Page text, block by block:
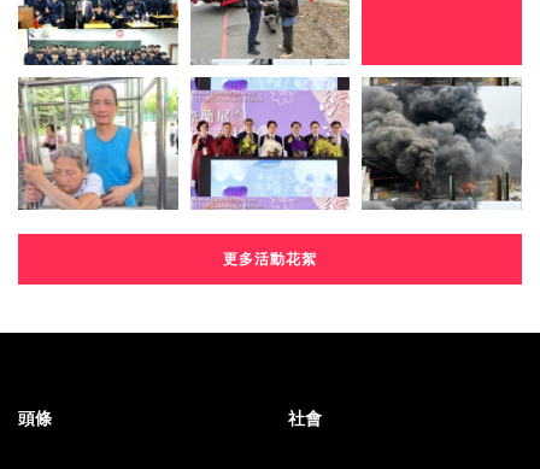
更多活動花絮
頭條 社會